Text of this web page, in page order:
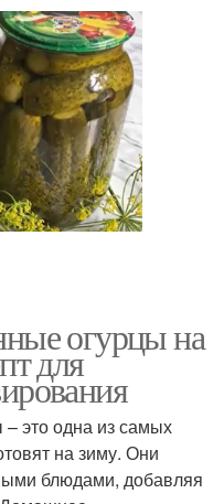
огурцы на
для
это одна из самых
на зиму. Они
блюдами, добавляя